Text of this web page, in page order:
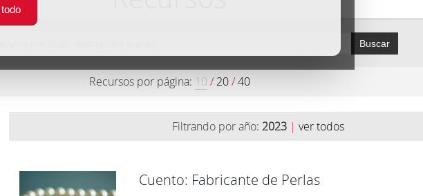
Buscar
Recursos por página: 10 /20 /40
Filtrando por año: 2023 | ver todos
Cuento: Fabricante de Perlas